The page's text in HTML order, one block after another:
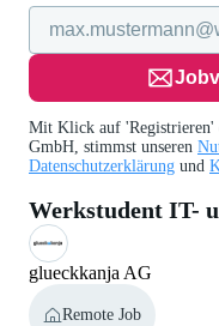
Mit Klick auf 'Registrieren'
GmbH, stimmst unseren
Datenschutzerklärung und
Werkstudent IT-
glueckkanja AG
Remote Job